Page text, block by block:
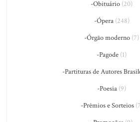
-Obituário (20)
-Ópera(248)
-Órgão moderno (7)
-Pagode (1)
-Partituras de Autores
-Poesia (9)
-Prêmios e Sorteios